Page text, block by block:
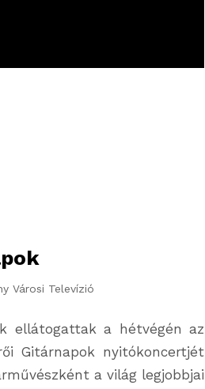
Városi Televízió
ellátogattak a hétvégén az
Gitárnapok nyitókoncertjét
a világ legjobbjai